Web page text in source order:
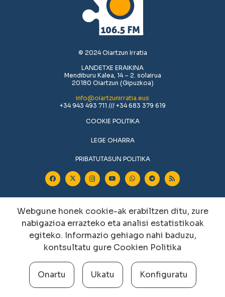
© 2024 Oiartzun Irratia
LANDETXE ERAIKINA
Mendiburu Kalea, 14 – 2. solairua
20180 Oiartzun (Gipuzkoa)
info@oiartzunirratia.eus
+34 943 493 711 /// +34 683 379 619
COOKIE POLITIKA
LEGE OHARRA
PRIBATUTASUN POLITIKA
Webgune honek cookie-ak erabiltzen ditu, zure
nabigazioa errazteko eta analisi estatistikoak
egiteko. Informazio gehiago nahi baduzu,
kontsultatu gure Cookien Politika
Onartu Ukatu Konfiguratu